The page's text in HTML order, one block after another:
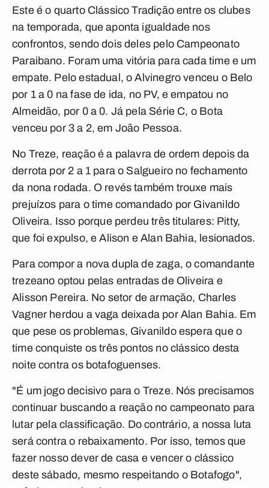
Este é o quarto Clássico Tradição entre os clubes
na temporada, que aponta igualdade nos
confrontos, sendo dois deles pelo Campeonato
Paraibano. Foram uma vitória para cada time e um
empate. Pelo estadual, o Alvinegro venceu o Belo
por 1 a 0 na fase de ida, no PV, e empatou no
Almeidão, por 0 a 0. Já pela Série C, o Bota
venceu por 3 a 2, em João Pessoa.
No Treze, reação é a palavra de ordem depois da
derrota por 2 a 1 para o Salgueiro no fechamento
da nona rodada. O revés também trouxe mais
prejuízos para o time comandado por Givanildo
Oliveira. Isso porque perdeu três titulares: Pitty,
que foi expulso, e Alison e Alan Bahia, lesionados.
Para compor a nova dupla de zaga, o comandante
trezeano optou pelas entradas de Oliveira e
Alisson Pereira. No setor de armação, Charles
Vagner herdou a vaga deixada por Alan Bahia. Em
que pese os problemas, Givanildo espera que o
time conquiste os três pontos no clássico desta
noite contra os botafoguenses.
"É um jogo decisivo para o Treze. Nós precisamos
continuar buscando a reação no campeonato para
lutar pela classificação. Do contrário, a nossa luta
será contra o rebaixamento. Por isso, temos que
fazer nosso dever de casa e vencer o clássico
deste sábado, mesmo respeitando o Botafogo",